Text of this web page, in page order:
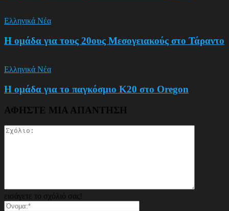
Ελληνικά Νέα
Η ομάδα για τους 20ους Μεσογειακούς στο Τάραντο
Ελληνικά Νέα
Η ομάδα για το παγκόσμιο Κ20 στο Oregon
ΑΦΗΣΤΕ ΜΙΑ ΑΠΑΝΤΗΣΗ
εισάγετε το σχόλιό σας!